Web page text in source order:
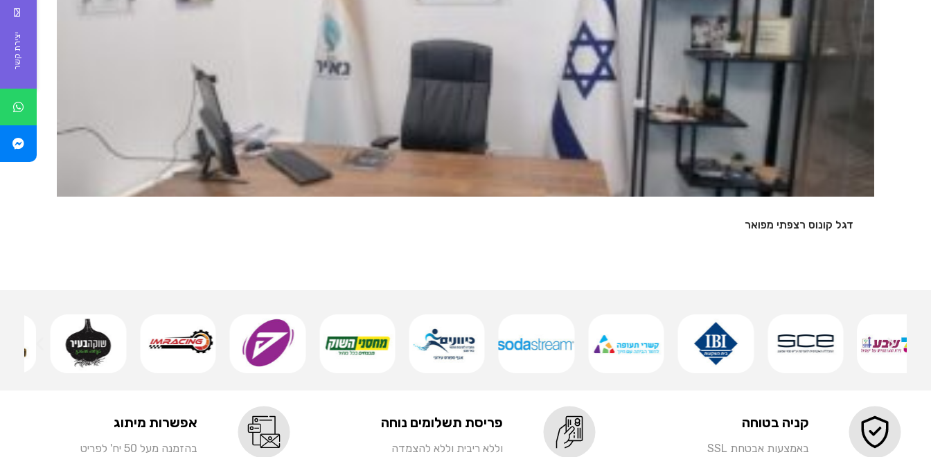
שלט אותיות מואר
קניה בטוחה
באמצעות אבטחת SSL
פריסת תשלומים נוחה
וללא ריבית וללא להצמדה
אפשרות מיתוג
בהזמנה מעל 50 יח' לפריט
יצירת קשר